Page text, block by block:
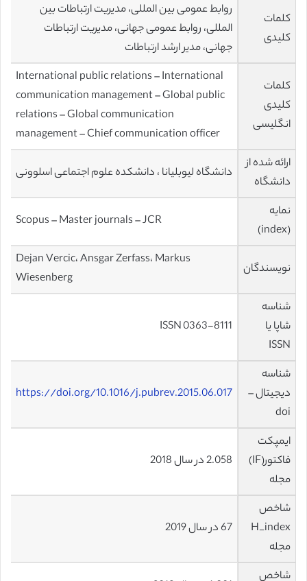
کلمات
کلیدی
روابط عمومی بین المللی، مدیریت ارتباطات بین
المللی، روابط عمومی جهانی، مدیریت ارتباطات
جهانی، مدیر ارشد ارتباطات
کلمات
کلیدی
انگلیسی
International public relations – International
communication management – Global public
relations – Global communication
management – Chief communication officer
ارائه شده از
دانشگاه
دانشگاه لیوبلیانا ، دانشکده علوم اجتماعی اسلوونی
نمایه
(index)
Scopus – Master journals – JCR
نویسندگان
Dejan Vercic، Ansgar Zerfass، Markus
Wiesenberg
شناسه
شاپا یا
ISSN
ISSN 0363-8111
شناسه
دیجیتال –
doi
https://doi.org/10.1016/j.pubrev.2015.06.017
ایمپکت
فاکتور(IF)
مجله
2.058 در سال 2018
شاخص
H_index
مجله
67 در سال 2019
شاخص